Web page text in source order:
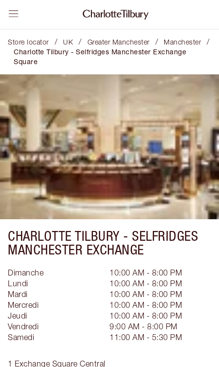
Store locator / UK / Greater Manchester / Manchester /
Charlotte Tilbury - Selfridges Manchester Exchange
Square
CHARLOTTE TILBURY - SELFRIDGES
MANCHESTER EXCHANGE
1 Exchange Square Central
Dimanche
10:00 AM - 8:00 PM
Lundi
10:00 AM - 8:00 PM
Mardi
10:00 AM - 8:00 PM
Mercredi
10:00 AM - 8:00 PM
Jeudi
10:00 AM - 8:00 PM
Vendredi
9:00 AM - 8:00 PM
Samedi
11:00 AM - 5:30 PM